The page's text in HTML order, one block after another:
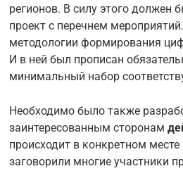
регионов. В силу этого
проект с перечнем
методологии формирования
И в ней был прописан
минимальный набор
Необходимо было также
заинтересованным сторонам
происходит в конкретном
заговорили многие участники